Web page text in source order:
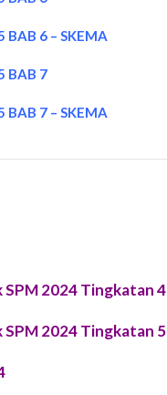
BAB 6 – SKEMA
BAB 7
BAB 7 – SKEMA
SPM 2024 Tingkatan 4
SPM 2024 Tingkatan 5